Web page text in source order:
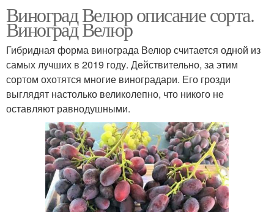
Виноград Велюр описание сорта.
Виноград Велюр
Гибридная форма винограда Велюр считается одной из
самых лучших в 2019 году. Действительно, за этим
сортом охотятся многие виноградари. Его грозди
выглядят настолько великолепно, что никого не
оставляют равнодушными.